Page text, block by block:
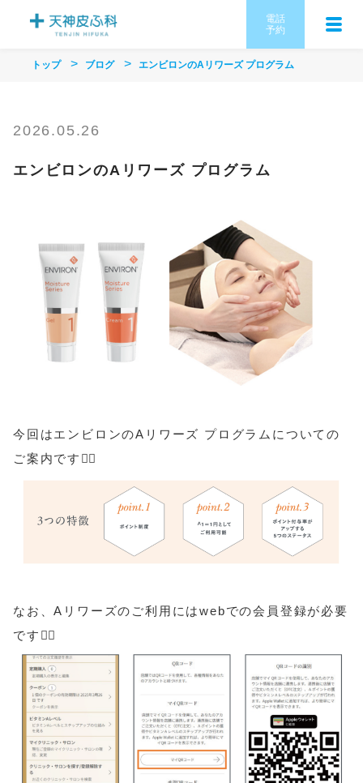
電話
予約
トップ ブログ エンビロンのAリワーズ プログラム
2026.05.26
エンビロンのAリワーズ プログラム
今回はエンビロンのAリワーズ プログラムについての
ご案内です💁‍♀️
なお、Aリワーズのご利用にはwebでの会員登録が必要
です💁‍♀️